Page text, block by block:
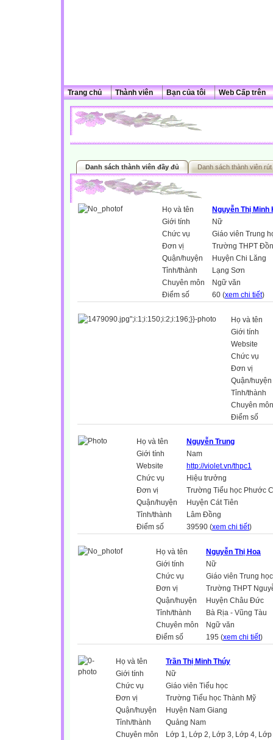
Trang chủ Thành viên Bạn của tôi Web Cấp trên
Danh sách thành viên đầy đủ Danh sách thành viên rút
Họ và tên
Nguyễn Thị Minh
Giới tính
Nữ
Chức vụ
Giáo viên Trung
Đơn vị
Trường THPT
Quận/huyện
Huyện Chi Lăng
Tỉnh/thành
Lạng Sơn
Chuyên môn
Ngữ văn
Điểm số
60 (xem chi tiết)
Họ và tên
Giới tính
Website
Chức vụ
Đơn vị
Quận/huyện
Tỉnh/thành
Chuyên môn
Điểm số
Họ và tên
Nguyễn Trung
Giới tính
Nam
Website
http://violet.vn/thpc1
Chức vụ
Hiệu trưởng
Đơn vị
Trường Tiểu học Phước
Quận/huyện
Huyện Cát Tiên
Tỉnh/thành
Lâm Đồng
Điểm số
39590 (xem chi tiết)
Họ và tên
Nguyễn Thị Hoa
Giới tính
Nữ
Chức vụ
Giáo viên Trung học
Đơn vị
Trường THPT
Quận/huyện
Huyện Châu Đức
Tỉnh/thành
Bà Rịa - Vũng Tàu
Chuyên môn
Ngữ văn
Điểm số
195 (xem chi tiết)
Họ và tên
Trần Thị Minh Thúy
Giới tính
Nữ
Chức vụ
Giáo viên Tiểu học
Đơn vị
Trường Tiểu học Thành Mỹ
Quận/huyện
Huyện Nam Giang
Tỉnh/thành
Quảng Nam
Chuyên môn
Lớp 1, Lớp 2, Lớp 3, Lớp 4,